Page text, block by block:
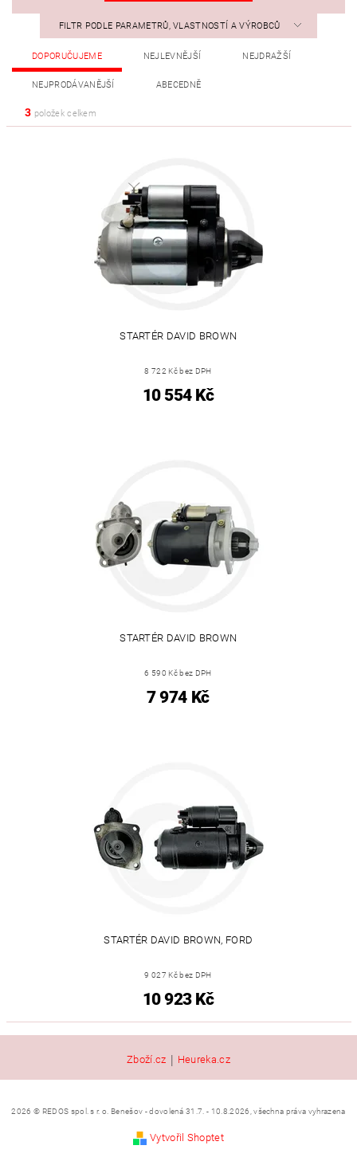
FILTR PODLE PARAMETRŮ, VLASTNOSTÍ A VÝROBCŮ
DOPORUČUJEME NEJLEVNĚJŠÍ NEJDRAŽŠÍ
NEJPRODÁVANĚJŠÍ ABECEDNĚ
3 položek celkem
STARTÉR DAVID BROWN
8 722 Kč bez DPH
10 554 Kč
STARTÉR DAVID BROWN
6 590 Kč bez DPH
7 974 Kč
STARTÉR DAVID BROWN, FORD
9 027 Kč bez DPH
10 923 Kč
Zboží.cz | Heureka.cz
2026 © REDOS spol. s r. o. Benešov - dovolená 31.7. - 10.8.2026, všechna práva vyhrazena
Vytvořil Shoptet